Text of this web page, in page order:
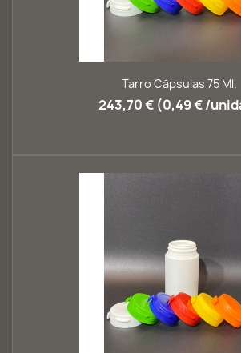
Tarro Cápsulas 75 Ml.
243,70 € (0,49 € /